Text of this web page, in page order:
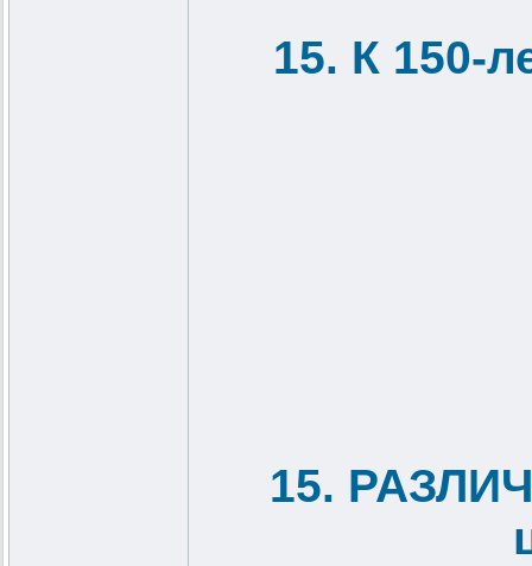
15. К 150-
15.